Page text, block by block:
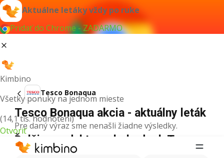
Aktuálne letáky vždy po ruke
Pridať do Chrome - ZADARMO
Kimbino
Všetky ponuky na jednom mieste
(14,1 tis. hodnotení)
Otvoriť
Tesco Bonaqua
Tesco Bonaqua akcia - aktuálny leták
Pre daný výraz sme nenašli žiadne výsledky.
Ďalšie produkty v obchodoch Tesco